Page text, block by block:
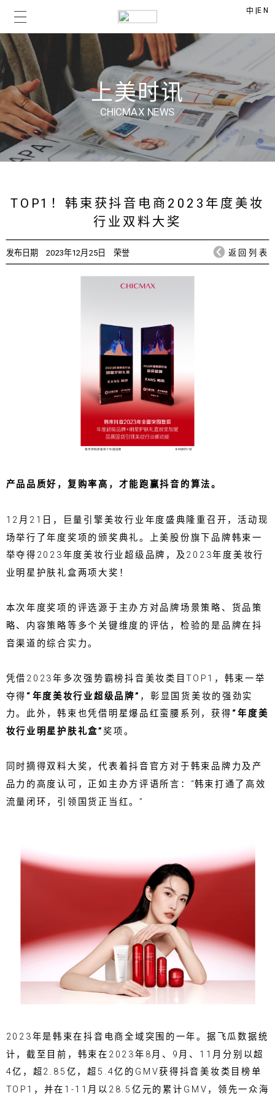
中 |EN
上美时讯
CHICMAX NEWS
TOP1！韩束获抖音电商2023年度美妆
行业双料大奖
发布日期 2023年12月25日 荣誉 返回列表
产品品质好，复购率高，才能跑赢抖音的算法。
12月21日，巨量引擎美妆行业年度盛典隆重召开，活动现
场举行了年度奖项的颁奖典礼。上美股份旗下品牌韩束一
举夺得2023年度美妆行业超级品牌，及2023年度美妆行
业明星护肤礼盒两项大奖！
本次年度奖项的评选源于主办方对品牌场景策略、货品策
略、内容策略等多个关键维度的评估，检验的是品牌在抖
音渠道的综合实力。
凭借2023年多次强势霸榜抖音美妆类目TOP1，韩束一举
夺得 “年度美妆行业超级品牌” ，彰显国货美妆的强劲实
力。此外，韩束也凭借明星爆品红蛮腰系列，获得 “年度美
妆行业明星护肤礼盒”奖项。
同时摘得双料大奖，代表着抖音官方对于韩束品牌力及产
品力的高度认可，正如主办方评语所言：“韩束打通了高效
流量闭环，引领国货正当红。”
2023年是韩束在抖音电商全域突围的一年。据飞瓜数据统
计，截至目前，韩束在2023年8月、9月、11月分别以超
4亿，超2.85亿，超5.4亿的GMV获得抖音美妆类目榜单
TOP1，并在1-11月以28.5亿元的累计GMV，领先一众海